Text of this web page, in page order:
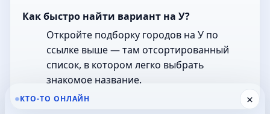
Как быстро найти вариант на У?
Откройте подборку городов на У по
ссылке выше — там отсортированный
список, в котором легко выбрать
знакомое название.
×
КТО-ТО ОНЛАЙН